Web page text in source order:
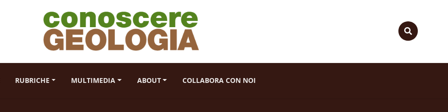
RUBRICHE MULTIMEDIA ABOUT COLLABORA CON NOI